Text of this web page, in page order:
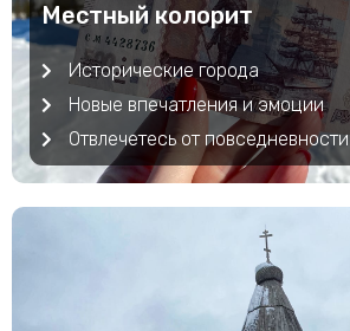
Местный колорит
Исторические города
Новые впечатления и эмоции
Отвлечетесь от повседневности